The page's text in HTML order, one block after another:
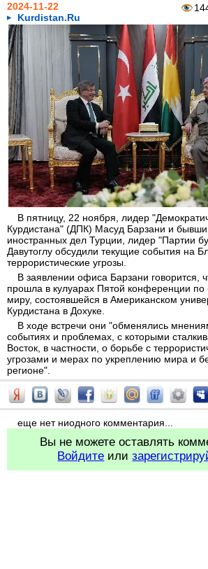
2024-11-22
Kurdistan.Ru
В пятницу, 22 ноября, лидер
Курдистана" (ДПК) Масуд Барзани и
иностранных дел Турции, лидер "Партии
Давутоглу обсудили текущие события на
террористические угрозы.
В заявлении офиса Барзани говорится,
прошла в кулуарах Пятой конференции по
миру, состоявшейся в Американском
Курдистана в Дохуке.
В ходе встречи они "обменялись
событиях и проблемах, с которыми
Восток, в частности, о борьбе с
угрозами и мерах по укреплению мира и
регионе".
еще нет ниодного комментария...
Вы не можете оставлять
Войдите или